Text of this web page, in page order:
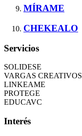
MÍRAME
CHEKEALO
Servicios
SOLIDESE
VARGAS CREATIVOS
LINKEAME
PROTEGE
EDUCAVC
Interés